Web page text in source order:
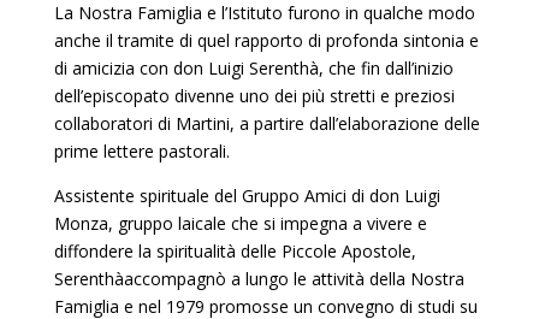
La Nostra Famiglia e l’Istituto furono in qualche modo
anche il tramite di quel rapporto di profonda sintonia e
di amicizia con don Luigi Serenthà, che fin dall’inizio
dell’episcopato divenne uno dei più stretti e preziosi
collaboratori di Martini, a partire dall’elaborazione delle
prime lettere pastorali.
Assistente spirituale del Gruppo Amici di don Luigi
Monza, gruppo laicale che si impegna a vivere e
diffondere la spiritualità delle Piccole Apostole,
Serenthàaccompagnò a lungo le attività della Nostra
Famiglia e nel 1979 promosse un convegno di studi su